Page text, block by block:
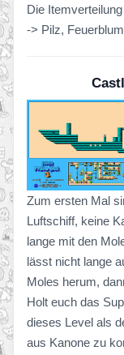
Die
-> Pilz,
Zum ersten Mal
Luftschiff, keine
lange mit den
lässt nicht lange
Moles herum,
Holt euch das
dieses Level als
aus Kanone zu